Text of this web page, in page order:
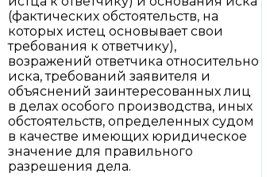
(фактических обстоятельств, на
которых истец основывает свои
требования к ответчику),
возражений ответчика относительно
иска, требований заявителя и
объяснений заинтересованных лиц
в делах особого производства, иных
обстоятельств, определенных судом
в качестве имеющих юридическое
значение для правильного
разрешения дела.